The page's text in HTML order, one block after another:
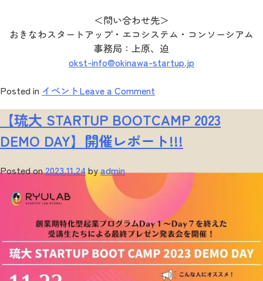
＜問い合わせ先＞
おきなわスタートアップ・エコシステム・コンソーシアム
事務局：上原、迫
okst-info@okinawa-startup.jp
Posted in イベントLeave a Comment
大
研
究
と
ビ
ネ
ス
人
材
の
【琉大 STARTUP BOOTCAMP 2023
DEMO DAY】開催レポート!!!
Posted on2023.11.24byadmin